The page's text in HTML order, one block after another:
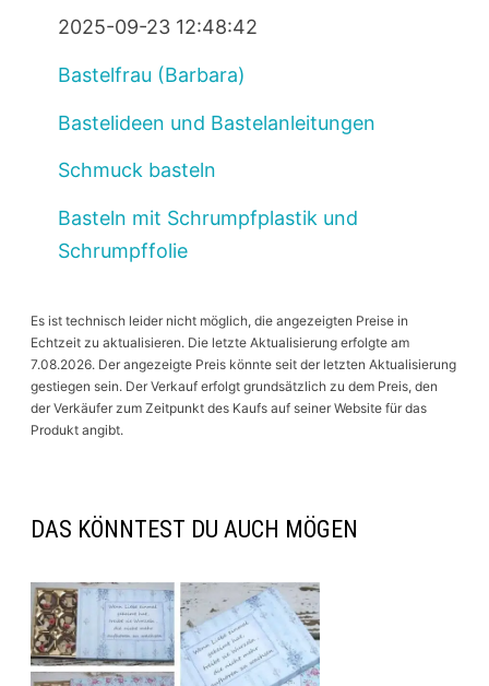
2025-09-23 12:48:42
Bastelfrau (Barbara)
Bastelideen und Bastelanleitungen
Schmuck basteln
Basteln mit Schrumpfplastik und
Schrumpffolie
Es ist technisch leider nicht möglich, die angezeigten Preise in
Echtzeit zu aktualisieren. Die letzte Aktualisierung erfolgte am
7.08.2026. Der angezeigte Preis könnte seit der letzten Aktualisierung
gestiegen sein. Der Verkauf erfolgt grundsätzlich zu dem Preis, den
der Verkäufer zum Zeitpunkt des Kaufs auf seiner Website für das
Produkt angibt.
DAS KÖNNTEST DU AUCH MÖGEN